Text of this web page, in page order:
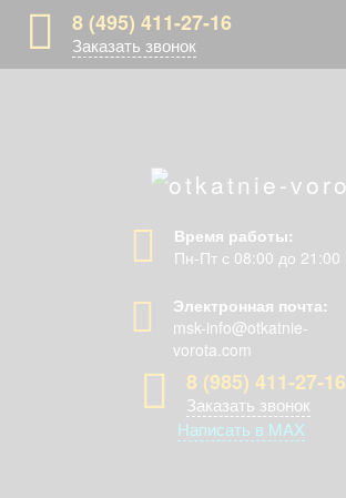
8 (495) 411-27-16
Заказать звонок
Время работы:
Пн-Пт с 08:00 до 21:00
Электронная почта:
msk-info@otkatnie-
vorota.com
8 (985) 411-27-16
Заказать звонок
Написать в MAX